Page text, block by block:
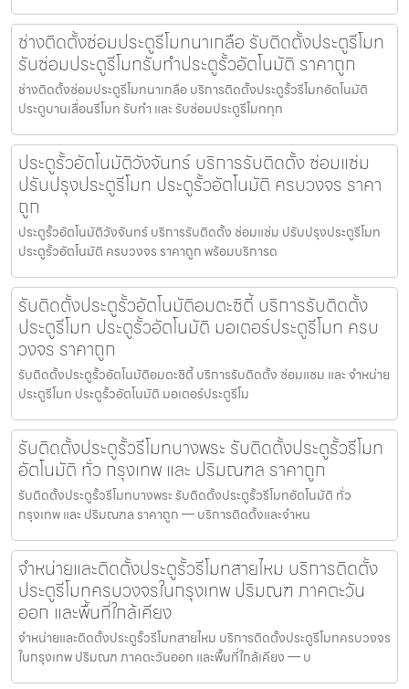
ช่างติดตั้งซ่อมประตูรีโมทนาเกลือ รับติดตั้งประตูรีโมท
รับซ่อมประตูรีโมทรับทำประตูรั้วอัตโนมัติ ราคาถูก
ช่างติดตั้งซ่อมประตูรีโมทนาเกลือ บริการติดตั้งประตูรั้วรีโมทอัตโนมัติ
ประตูบานเลื่อนรีโมท รับทำ และ รับซ่อมประตูรีโมททุก
ประตูรั้วอัตโนมัติวังจันทร์ บริการรับติดตั้ง ซ่อมแซ่ม
ปรับปรุงประตูรีโมท ประตูรั้วอัตโนมัติ ครบวงจร ราคา
ถูก
ประตูรั้วอัตโนมัติวังจันทร์ บริการรับติดตั้ง ซ่อมแซ่ม ปรับปรุงประตูรีโมท
ประตูรั้วอัตโนมัติ ครบวงจร ราคาถูก พร้อมบริการด
รับติดตั้งประตูรั้วอัตโนมัติอมตะซิตี้ บริการรับติดตั้ง
ประตูรีโมท ประตูรั้วอัตโนมัติ มอเตอร์ประตูรีโมท ครบ
วงจร ราคาถูก
รับติดตั้งประตูรั้วอัตโนมัติอมตะซิตี้ บริการรับติดตั้ง ซ่อมแซม และ จำหน่าย
ประตูรีโมท ประตูรั้วอัตโนมัติ มอเตอร์ประตูรีโม
รับติดตั้งประตูรั้วรีโมทบางพระ รับติดตั้งประตูรั้วรีโมท
อัตโนมัติ ทั่ว กรุงเทพ และ ปริมณฑล ราคาถูก
รับติดตั้งประตูรั้วรีโมทบางพระ รับติดตั้งประตูรั้วรีโมทอัตโนมัติ ทั่ว
กรุงเทพ และ ปริมณฑล ราคาถูก — บริการติดตั้งและจำหน
จำหน่ายและติดตั้งประตูรั้วรีโมทสายไหม บริการติดตั้ง
ประตูรีโมทครบวงจรในกรุงเทพ ปริมณฑ ภาคตะวัน
ออก และพื้นที่ใกล้เคียง
จำหน่ายและติดตั้งประตูรั้วรีโมทสายไหม บริการติดตั้งประตูรีโมทครบวงจร
ในกรุงเทพ ปริมณฑ ภาคตะวันออก และพื้นที่ใกล้เคียง — บ